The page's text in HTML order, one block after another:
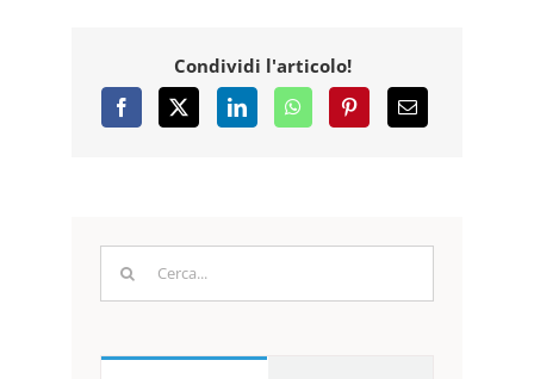
Condividi l'articolo!
Cerca
per: